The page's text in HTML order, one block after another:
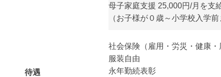
母子家庭支援 25,000円/月を支
（お子様が０歳～小学校入学
待遇
社会保険（雇用・労災・健康
服装自由
永年勤続表彰